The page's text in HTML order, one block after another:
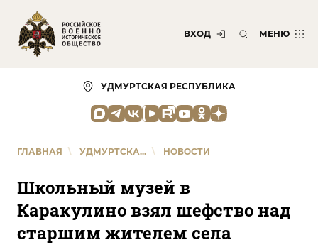
ВХОД МЕНЮ
УДМУРТСКАЯ РЕСПУБЛИКА
ГЛАВНАЯ \ УДМУРТСКА... \ НОВОСТИ
Школьный музей в
Каракулино взял шефство над
старшим жителем села